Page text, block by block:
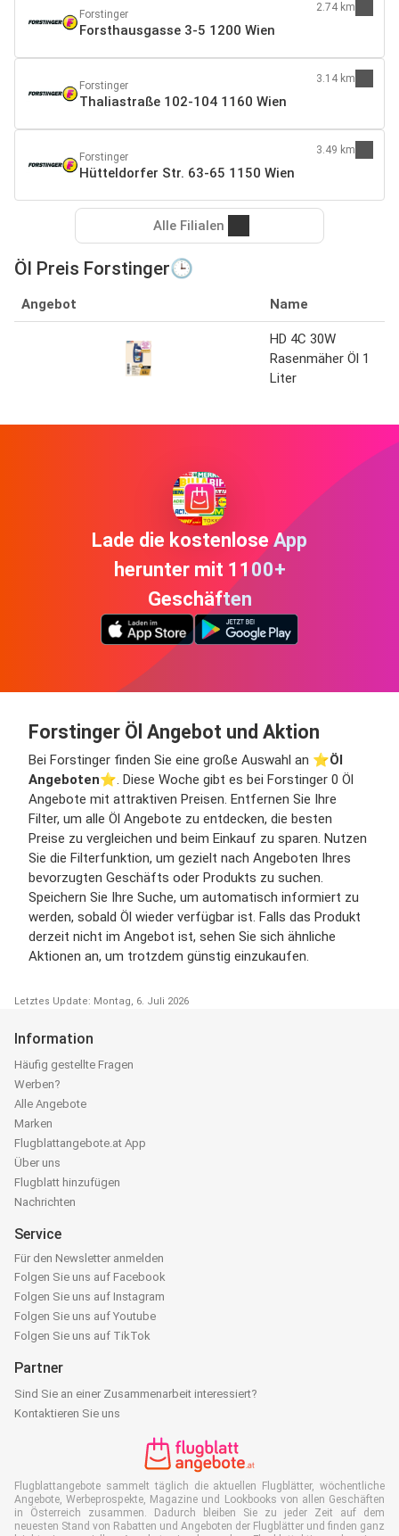
Forstinger
Forsthausgasse 3-5 1200 Wien
2.74 km
Forstinger
Thaliastraße 102-104 1160 Wien
3.14 km
Forstinger
Hütteldorfer Str. 63-65 1150 Wien
3.49 km
Alle Filialen
Öl Preis Forstinger🕒
Angebot Name
HD 4C 30W
Rasenmäher Öl 1
Liter
Lade die kostenlose App
herunter mit 1100+
Geschäften
Forstinger Öl Angebot und Aktion
Bei Forstinger finden Sie eine große Auswahl an ⭐️Öl
Angeboten⭐️. Diese Woche gibt es bei Forstinger 0 Öl
Angebote mit attraktiven Preisen. Entfernen Sie Ihre
Filter, um alle Öl Angebote zu entdecken, die besten
Preise zu vergleichen und beim Einkauf zu sparen. Nutzen
Sie die Filterfunktion, um gezielt nach Angeboten Ihres
bevorzugten Geschäfts oder Produkts zu suchen.
Speichern Sie Ihre Suche, um automatisch informiert zu
werden, sobald Öl wieder verfügbar ist. Falls das Produkt
derzeit nicht im Angebot ist, sehen Sie sich ähnliche
Aktionen an, um trotzdem günstig einzukaufen.
Letztes Update: Montag, 6. Juli 2026
Information
Häufig gestellte Fragen
Werben?
Alle Angebote
Marken
Flugblattangebote.at App
Über uns
Flugblatt hinzufügen
Nachrichten
Service
Für den Newsletter anmelden
Folgen Sie uns auf Facebook
Folgen Sie uns auf Instagram
Folgen Sie uns auf Youtube
Folgen Sie uns auf TikTok
Partner
Sind Sie an einer Zusammenarbeit interessiert?
Kontaktieren Sie uns
Flugblattangebote sammelt täglich die aktuellen Flugblätter, wöchentliche
Angebote, Werbeprospekte, Magazine und Lookbooks von allen Geschäften
in Österreich zusammen. Dadurch bleiben Sie zu jeder Zeit auf dem
neuesten Stand von Rabatten und Angeboten der Flugblätter und finden ganz